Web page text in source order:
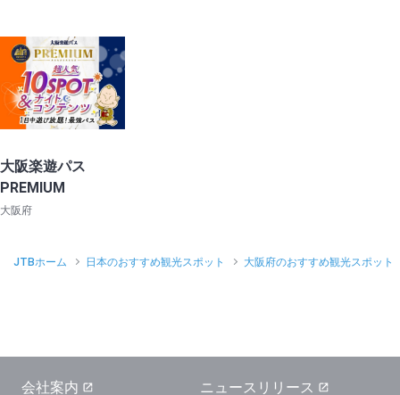
大阪楽遊パス
PREMIUM
大阪府
JTBホーム 日本のおすすめ観光スポット 大阪府のおすすめ観光スポット
会社案内 ニュースリリース